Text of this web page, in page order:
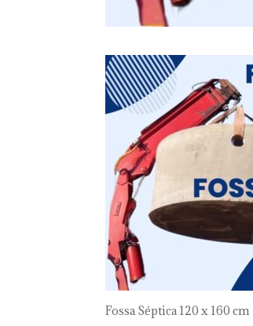
Fossa Séptica 120 x 160 cm